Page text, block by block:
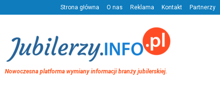
Strona główna O nas Reklama Kontakt Partnerzy
Nowoczesna platforma wymiany informacji branży jubilerskiej.